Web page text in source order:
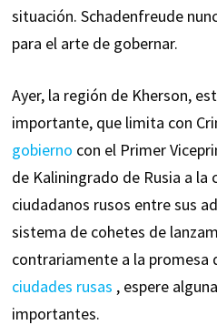
situación. Schadenfreude
para el arte de gobernar.
Ayer, la región de Kherson,
importante, que limita con
gobierno con el Primer
de Kaliningrado de Rusia a la
ciudadanos rusos entre sus
sistema de cohetes de
contrariamente a la promesa
ciudades rusas , espere
importantes.